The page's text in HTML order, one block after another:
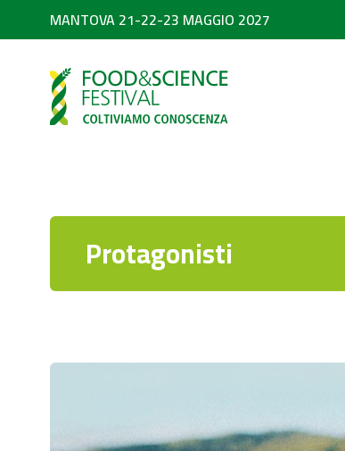
MANTOVA 21-22-23 MAGGIO 2027
Protagonisti
PARTNER
Diventa partner
Partner 2026
SEARCH